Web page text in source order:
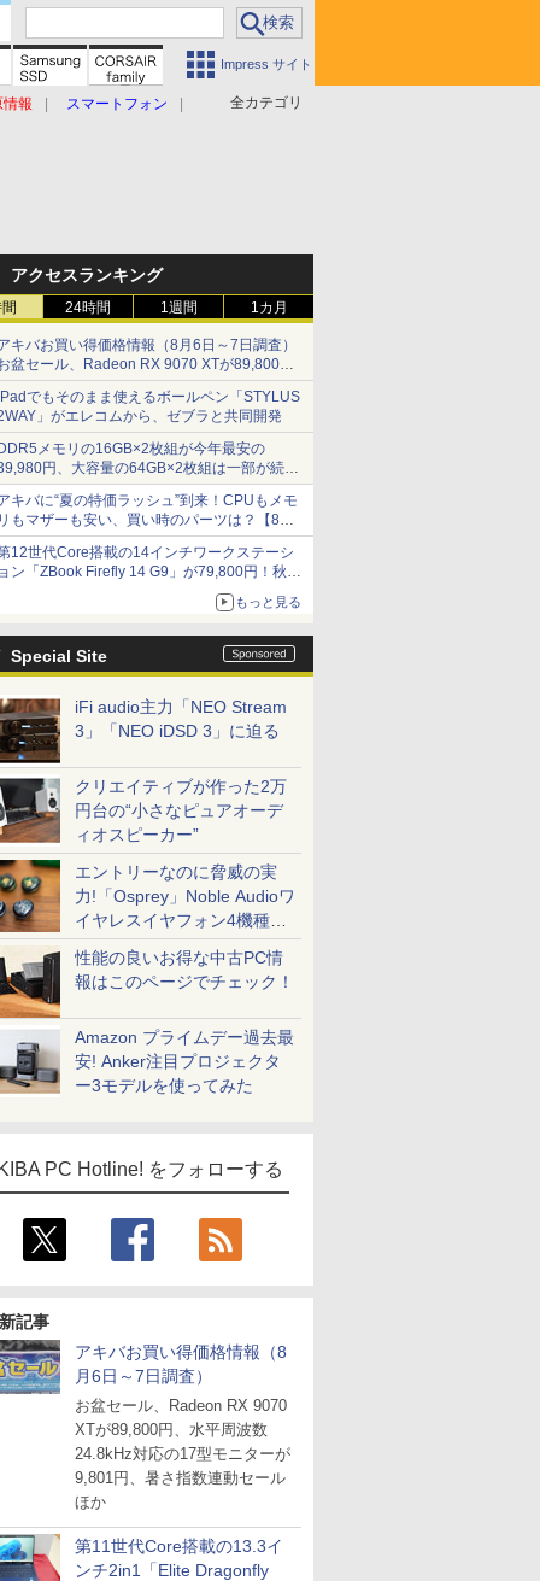
Impress サイト
全カテゴリ
情報 スマートフォン
アクセスランキング
24時間 1週間 1カ月
キバお買い得価格情報（8月6日～7日調査）
盆セール、Radeon RX 9070 XTが89,800
、水平周波数24.8kHz対応の17型モニターが
円、暑さ指数連動セール ほか
でもそのまま使えるボールペン「STYLUS
」がエレコムから、ゼブラと共同開発
メモリの16GB×2枚組が今年最安の
円、大容量の64GB×2枚組は一部が続騰
月前半のメモリ価格]
キバに“夏の特価ラッシュ”到来！CPUもメモ
もマザーも安い、買い時のパーツは？【8月7
(金)22時配信】
12世代Core搭載の14インチワークステーシ
ン「ZBook Firefly 14 G9」が79,800円！秋葉
もっと見る
Special Site
iFi audio主力「NEO Stream
3」「NEO iDSD 3」に迫る
クリエイティブが作った2万
円台の“小さなピュアオーデ
ィオスピーカー”
エントリーなのに脅威の実
力!「Osprey」Noble Audioワ
イヤレスイヤフォン4機種を
一気に聴く
性能の良いお得な中古PC情
報はこのページでチェック！
Amazon プライムデー過去最
安! Anker注目プロジェクタ
ー3モデルを使ってみた
PC Hotline! をフォローする
記事
アキバお買い得価格情報（8
月6日～7日調査）
お盆セール、Radeon RX 9070
XTが89,800円、水平周波数
24.8kHz対応の17型モニターが
9,801円、暑さ指数連動セール
ほか
第11世代Core搭載の13.3イ
ンチ2in1「Elite Dragonfly